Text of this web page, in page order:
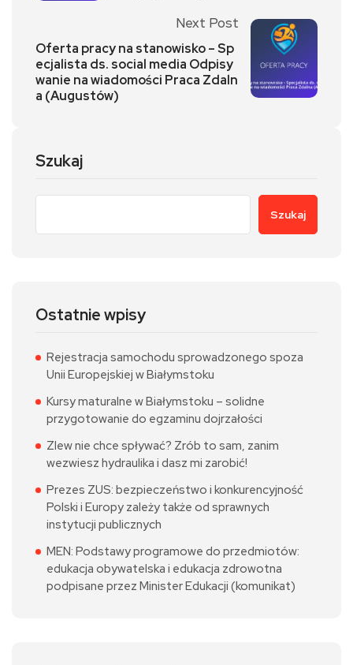
Next Post
Oferta pracy na stanowisko – Sp
ecjalista ds. social media Odpisy
wanie na wiadomości Praca Zdaln
a (Augustów)
Szukaj
Szukaj
Ostatnie wpisy
Rejestracja samochodu sprowadzonego spoza
Unii Europejskiej w Białymstoku
Kursy maturalne w Białymstoku – solidne
przygotowanie do egzaminu dojrzałości
Zlew nie chce spływać? Zrób to sam, zanim
wezwiesz hydraulika i dasz mi zarobić!
Prezes ZUS: bezpieczeństwo i konkurencyjność
Polski i Europy zależy także od sprawnych
instytucji publicznych
MEN: Podstawy programowe do przedmiotów:
edukacja obywatelska i edukacja zdrowotna
podpisane przez Minister Edukacji (komunikat)